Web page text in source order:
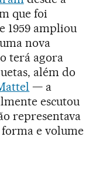
que foi
1959 ampliou
nova
terá agora
além do
— a
escutou
representava
e volume